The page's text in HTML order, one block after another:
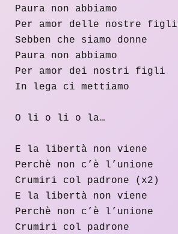
Paura non abbiamo
Per amor delle nostre
Sebben che siamo donne
Paura non abbiamo
Per amor dei nostri figli
In lega ci mettiamo
O li o li o la…
E la libertà non viene
Perchè non c’è l’unione
Crumiri col padrone (x2)
E la libertà non viene
Perchè non c’è l’unione
Crumiri col padrone